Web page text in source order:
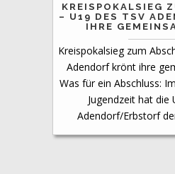
KREISPOKALSIEG
– U19 DES TSV
IHRE
Kreispokalsieg zum
Adendorf krönt ihre
Was für ein Abschluss:
Jugendzeit hat die
Adendorf/Erbstorf